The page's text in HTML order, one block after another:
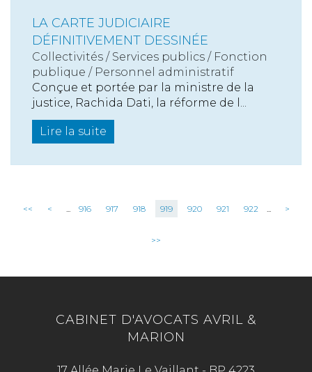
LA CARTE JUDICIAIRE
DÉFINITIVEMENT DESSINÉE
Collectivités / Services publics / Fonction
publique / Personnel administratif
Conçue et portée par la ministre de la
justice, Rachida Dati, la réforme de l...
Lire la suite
<< < ... 916 917 918 919 920 921 922 ... >
>>
CABINET D'AVOCATS AVRIL &
MARION